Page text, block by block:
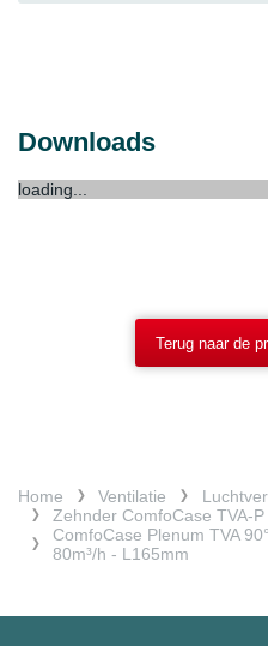
Downloads
loading...
Terug naar de
Home Ventilatie
Zehnder ComfoCase TVA-P
ComfoCase Plenum TVA
80m³/h - L165mm